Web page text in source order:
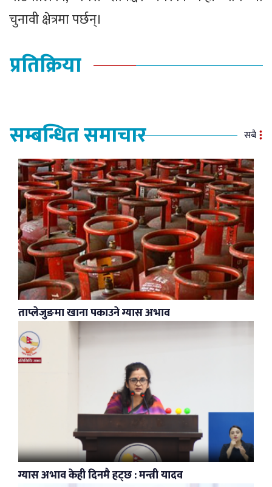
चुनावी क्षेत्रमा पर्छन्।
प्रतिक्रिया
सम्बन्धित समाचार सबै
ताप्लेजुङमा खाना पकाउने ग्यास अभाव
ग्यास अभाव केही दिनमै हट्छ : मन्त्री यादव